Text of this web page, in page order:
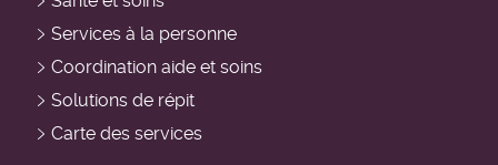
Services à la personne
Coordination aide et soins
Solutions de répit
Carte des services